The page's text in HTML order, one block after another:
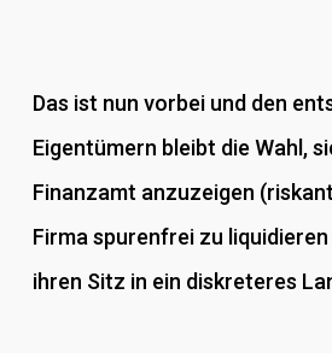
Das ist nun vorbei und den
Eigentümern bleibt die Wahl,
Finanzamt anzuzeigen
Firma spurenfrei zu
ihren Sitz in ein diskreteres